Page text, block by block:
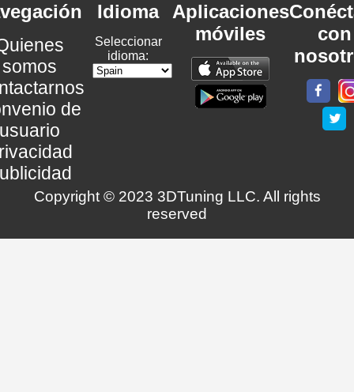
somos
de
Idioma
Seleccionar
idioma:
Aplicaciones
móviles
con
Copyright © 2023 3DTuning LLC. All rights
reserved